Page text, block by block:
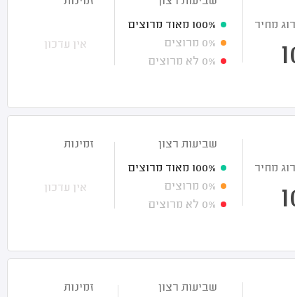
מחיר
100% מאוד מרוצים
0% מרוצים
0% לא מרוצים
אין עדכון
מחיר
שביעות רצון
100% מאוד מרוצים
0% מרוצים
0% לא מרוצים
זמינות
אין עדכון
שביעות רצון
זמינות